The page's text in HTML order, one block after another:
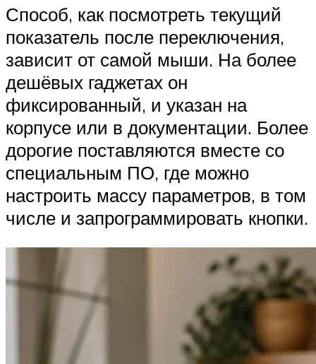
Способ, как посмотреть текущий
показатель после переключения,
зависит от самой мыши. На более
дешёвых гаджетах он
фиксированный, и указан на
корпусе или в документации. Более
дорогие поставляются вместе со
специальным ПО, где можно
настроить массу параметров, в том
числе и запрограммировать кнопки.